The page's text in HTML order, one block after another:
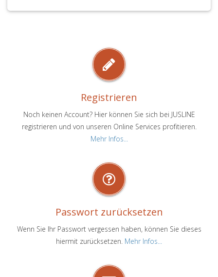
Registrieren
Noch keinen Account? Hier können Sie sich bei JUSLINE
registrieren und von unseren Online Services profitieren.
Mehr Infos...
Passwort zurücksetzen
Wenn Sie Ihr Passwort vergessen haben, können Sie dieses
hiermit zurücksetzen. Mehr Infos...